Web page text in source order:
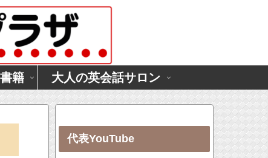
籍 大人の英会話サロン
代表YouTube